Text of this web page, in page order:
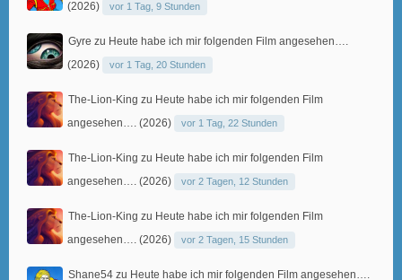
(2026) vor 1 Tag, 9 Stunden
Gyre zu Heute habe ich mir folgenden Film angesehen….
(2026)
vor 1 Tag, 20 Stunden
The-Lion-King zu Heute habe ich mir folgenden Film
angesehen…. (2026)
vor 1 Tag, 22 Stunden
The-Lion-King zu Heute habe ich mir folgenden Film
angesehen…. (2026)
vor 2 Tagen, 12 Stunden
The-Lion-King zu Heute habe ich mir folgenden Film
angesehen…. (2026)
vor 2 Tagen, 15 Stunden
Shane54 zu Heute habe ich mir folgenden Film angesehen….